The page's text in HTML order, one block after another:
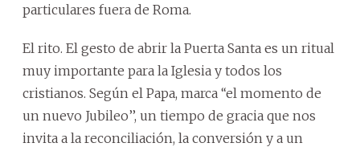
particulares fuera de Roma.
El rito. El gesto de abrir la Puerta Santa es un ritual
muy importante para la Iglesia y todos los
cristianos. Según el Papa, marca ‘‘el momento de
un nuevo Jubileo’’, un tiempo de gracia que nos
invita a la reconciliación, la conversión y a un